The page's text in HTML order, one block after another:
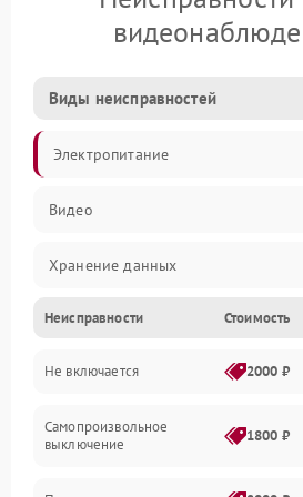
Виды неисправностей
Электропитание
Видео
Хранение данных
Неисправности Стоимость
Не включается 2000 ₽
Самопроизвольное
выключение
1800 ₽